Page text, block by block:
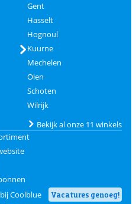
Gent
Hasselt
Hognoul
Kuurne
Mechelen
Olen
Schoten
Wilrijk
Bekijk al onze 11 winkels
Coolblue
Vacatures genoeg!